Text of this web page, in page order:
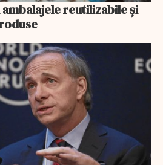
ambalajele reutilizabile și